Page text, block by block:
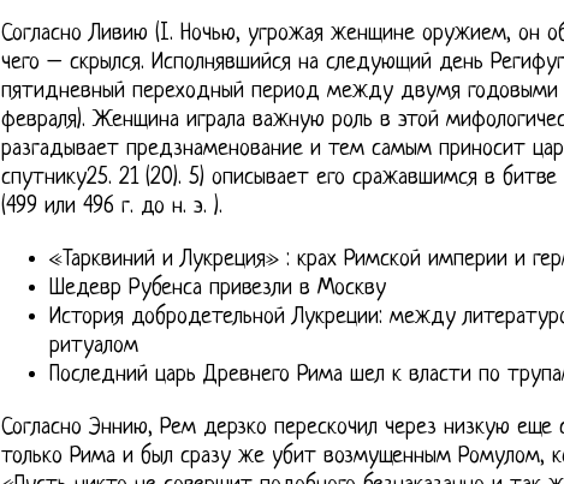
Согласно Ливию (I. Ночью, угрожая женщине оружием, он
чего – скрылся. Исполнявшийся на следующий день
пятидневный переходный период между двумя
февраля). Женщина играла важную роль в этой
разгадывает предзнаменование и тем самым приносит
спутнику25. 21 (20). 5) описывает его сражавшимся в битве
(499 или 496 г. до н. э. ).
«Тарквиний и Лукреция» : крах Римской империи и
Шедевр Рубенса привезли в Москву
История добродетельной Лукреции: между
ритуалом
Последний царь Древнего Рима шел к власти по
Согласно Эннию, Рем дерзко перескочил через низкую еще
только Рима и был сразу же убит возмущенным Ромулом,